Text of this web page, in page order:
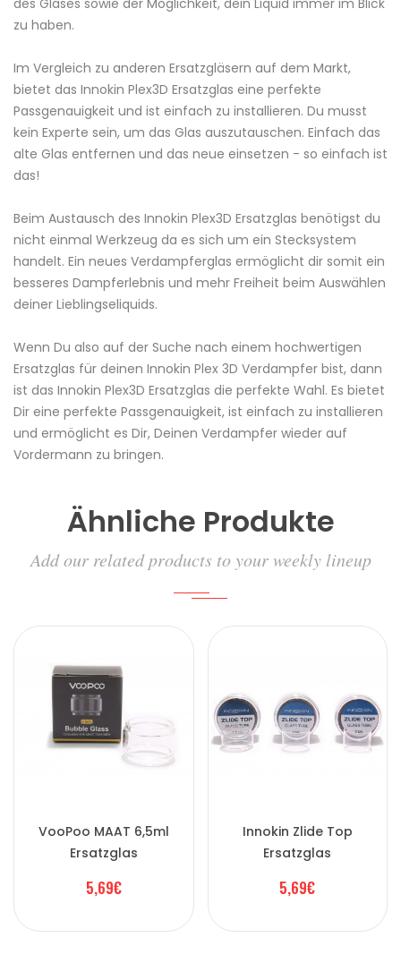
des Glases sowie der Möglichkeit, dein Liquid immer im Blick
zu haben.
Im Vergleich zu anderen Ersatzgläsern auf dem Markt,
bietet das Innokin Plex3D Ersatzglas eine perfekte
Passgenauigkeit und ist einfach zu installieren. Du musst
kein Experte sein, um das Glas auszutauschen. Einfach das
alte Glas entfernen und das neue einsetzen - so einfach ist
das!
Beim Austausch des Innokin Plex3D Ersatzglas benötigst du
nicht einmal Werkzeug da es sich um ein Stecksystem
handelt. Ein neues Verdampferglas ermöglicht dir somit ein
besseres Dampferlebnis und mehr Freiheit beim Auswählen
deiner Lieblingseliquids.
Wenn Du also auf der Suche nach einem hochwertigen
Ersatzglas für deinen Innokin Plex 3D Verdampfer bist, dann
ist das Innokin Plex3D Ersatzglas die perfekte Wahl. Es bietet
Dir eine perfekte Passgenauigkeit, ist einfach zu installieren
und ermöglicht es Dir, Deinen Verdampfer wieder auf
Vordermann zu bringen.
Ähnliche Produkte
Add our related products to your weekly lineup
VooPoo MAAT 6,5ml
Ersatzglas
5,69€
Innokin Zlide Top
Ersatzglas
5,69€